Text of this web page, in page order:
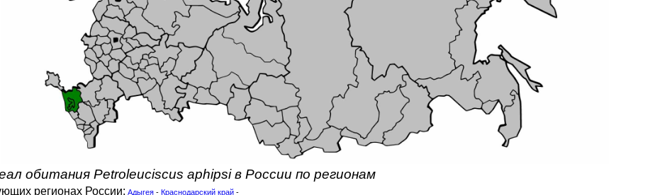
обитания Petroleuciscus aphipsi в России по регионам
регионах России: Адыгея - Краснодарский край -